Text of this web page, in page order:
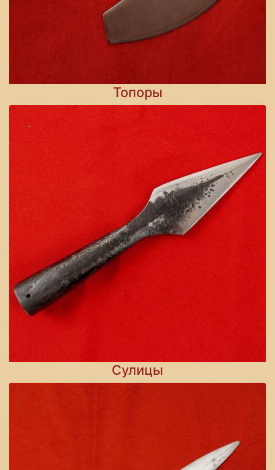
Топоры
Сулицы